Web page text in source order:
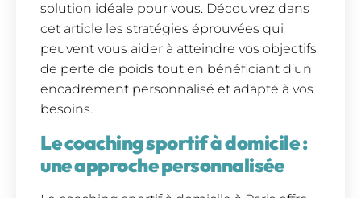
solution idéale pour vous. Découvrez dans
cet article les stratégies éprouvées qui
peuvent vous aider à atteindre vos objectifs
de perte de poids tout en bénéficiant d’un
encadrement personnalisé et adapté à vos
besoins.
Le coaching sportif à domicile :
une approche personnalisée